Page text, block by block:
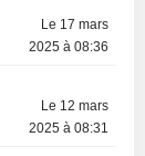
Le 17 mars
2025 à 08:36
Le 12 mars
2025 à 08:31